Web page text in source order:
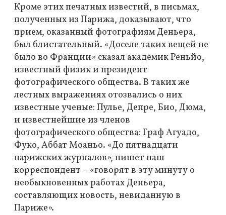
Кроме этих печатных известий, в письмах,
полученных из Парижа, доказывают, что
прием, оказанный фотографиям Деньера,
был блистательный. «Доселе таких вещей не
было во Франции» сказал академик Реньйо,
известный физик и президент
фотографического общества. В таких же
лестных выражениях отозвались о них
известные ученые: Пулье, Депре, Био, Дюма,
и известнейшие из членов
фотографического общества: Граф Агуадо,
Фуко, Аббат Моаньо. «До пятнадцати
парижских журналов», пишет наш
корреспондент – «говорят в эту минуту о
необыкновенных работах Деньера,
составляющих новость, невиданную в
Париже».